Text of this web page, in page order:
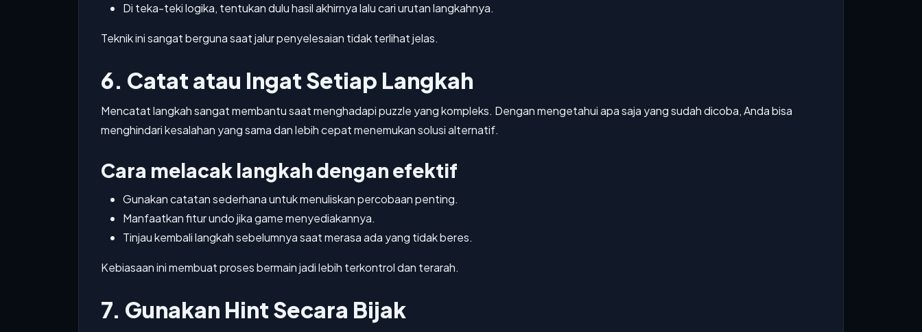
Di teka-teki logika, tentukan dulu hasil akhirnya lalu cari urutan langkahnya.
Teknik ini sangat berguna saat jalur penyelesaian tidak terlihat jelas.
6. Catat atau Ingat Setiap Langkah
Mencatat langkah sangat membantu saat menghadapi puzzle yang kompleks. Dengan mengetahui apa saja yang sudah dicoba, Anda bisa
menghindari kesalahan yang sama dan lebih cepat menemukan solusi alternatif.
Cara melacak langkah dengan efektif
Gunakan catatan sederhana untuk menuliskan percobaan penting.
Manfaatkan fitur undo jika game menyediakannya.
Tinjau kembali langkah sebelumnya saat merasa ada yang tidak beres.
Kebiasaan ini membuat proses bermain jadi lebih terkontrol dan terarah.
7. Gunakan Hint Secara Bijak